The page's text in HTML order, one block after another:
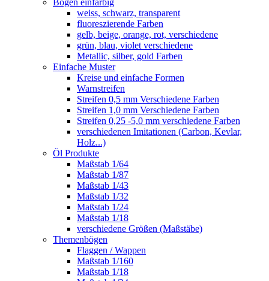
Bogen einfarbig
weiss, schwarz, transparent
fluoreszierende Farben
gelb, beige, orange, rot, verschiedene
grün, blau, violet verschiedene
Metallic, silber, gold Farben
Einfache Muster
Kreise und einfache Formen
Warnstreifen
Streifen 0,5 mm Verschiedene Farben
Streifen 1,0 mm Verschiedene Farben
Streifen 0,25 -5,0 mm verschiedene Farben
verschiedenen Imitationen (Carbon, Kevlar,
Holz...)
Öl Produkte
Maßstab 1/64
Maßstab 1/87
Maßstab 1/43
Maßstab 1/32
Maßstab 1/24
Maßstab 1/18
verschiedene Größen (Maßstäbe)
Themenbögen
Flaggen / Wappen
Maßstab 1/160
Maßstab 1/18